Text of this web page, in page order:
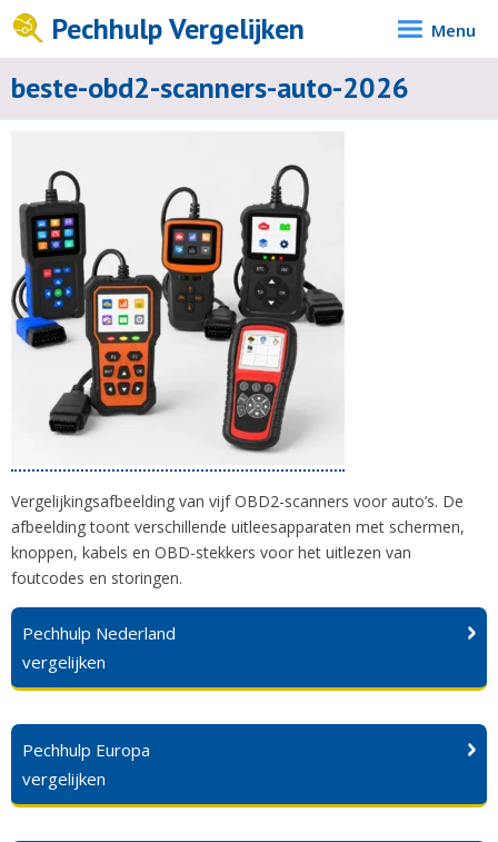
Pechhulp Vergelijken Menu
beste-obd2-scanners-auto-2026
Vergelijkingsafbeelding van vijf OBD2-scanners voor auto’s. De
afbeelding toont verschillende uitleesapparaten met schermen,
knoppen, kabels en OBD-stekkers voor het uitlezen van
foutcodes en storingen.
Pechhulp Nederland
vergelijken
Pechhulp Europa
vergelijken